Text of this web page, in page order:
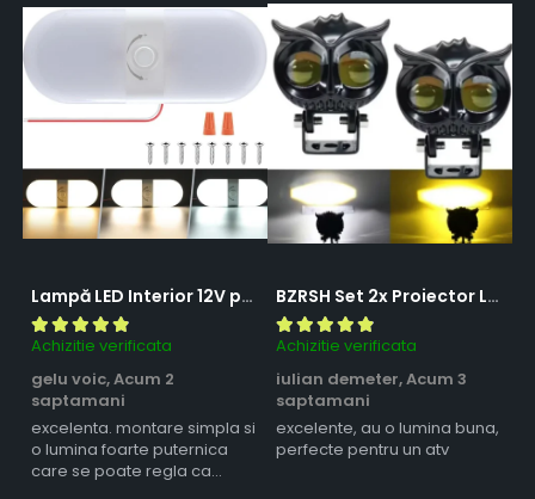
Lampă LED Interior 12V pentru Dubă, Camper și Rulotă - 180LED, 33 cm, 3 Temperaturii de Culoare, Intensitate Reglabilă, Iluminare Compartiment Marfă
Achizitie verificata
gelu voic,Acum 2
saptamani
excelenta. montare simpla si
o lumina foarte puternica
care se poate regla ca
BZRSH Set 2x Proiector LED Bufnita 50W Lupa 2 Faze Alb-Galben 12-24V Moto ATV
Achizitie verificata
iulian demeter,Acum 3
saptamani
excelente, au o lumina buna,
perfecte pentru un atv